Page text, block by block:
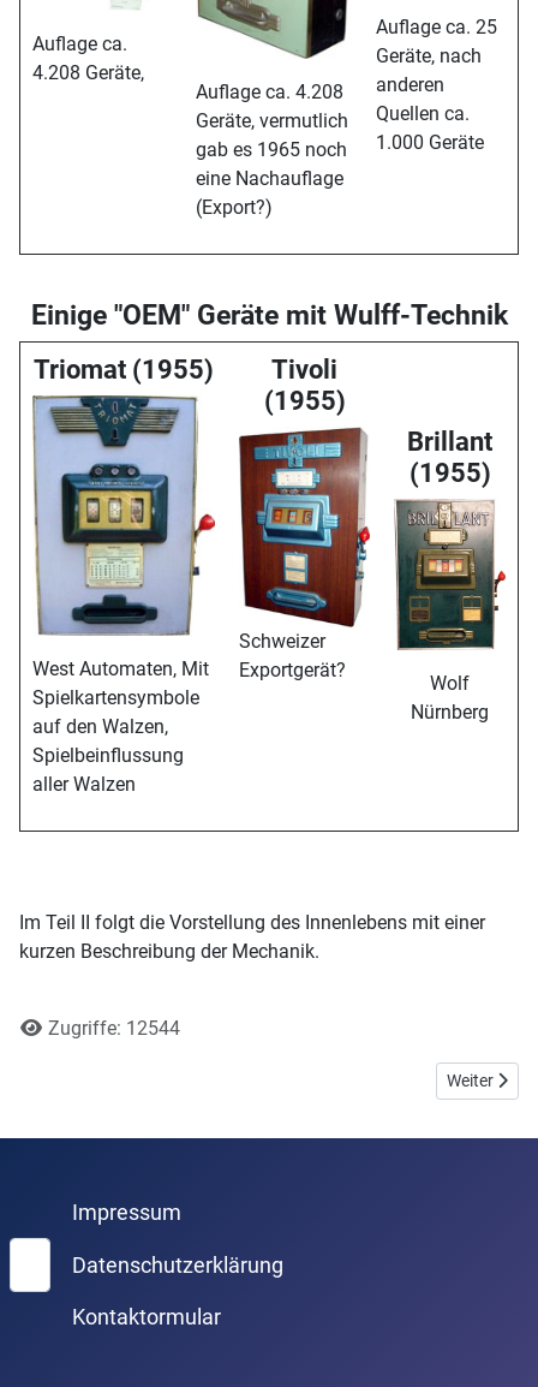
Auflage ca.
4.208 Geräte,
Auflage ca. 4.208
Geräte, vermutlich
gab es 1965 noch
eine Nachauflage
(Export?)
Auflage ca. 25
Geräte, nach
anderen
Quellen ca.
1.000 Geräte
Einige "OEM" Geräte mit Wulff-Technik
Triomat (1955)
West Automaten, Mit
Spielkartensymbole
auf den Walzen,
Spielbeinflussung
aller Walzen
Tivoli
(1955)
Schweizer
Exportgerät?
Brillant
(1955)
Wolf
Nürnberg
Im Teil II folgt die Vorstellung des Innenlebens mit einer
kurzen Beschreibung der Mechanik.
Zugriffe: 12544
Nächster
Weiter
Suchen
Impressum
Datenschutzerklärung
Kontaktormular